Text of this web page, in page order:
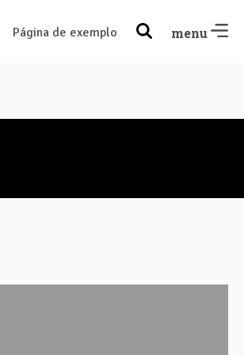
Página de exemplo menu